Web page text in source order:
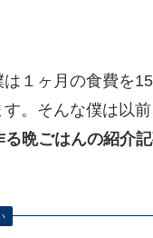
１ヶ月の食費を
。そんな僕は以前
晩ごはんの紹介